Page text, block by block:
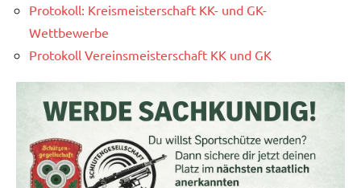
Protokoll: Kreismeisterschaft KK- und GK-
Wettbewerbe
Protokoll Vereinsmeisterschaft KK und GK